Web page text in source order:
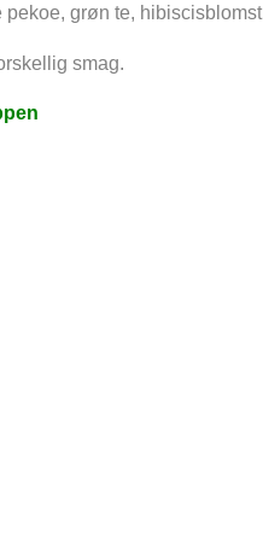
pekoe, grøn te, hibiscisblomst
smag.